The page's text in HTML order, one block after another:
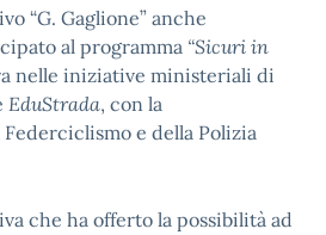
“G. Gaglione” anche
al programma “Sicuri in
nelle iniziative ministeriali di
EduStrada, con la
e della Polizia
che ha offerto la possibilità ad